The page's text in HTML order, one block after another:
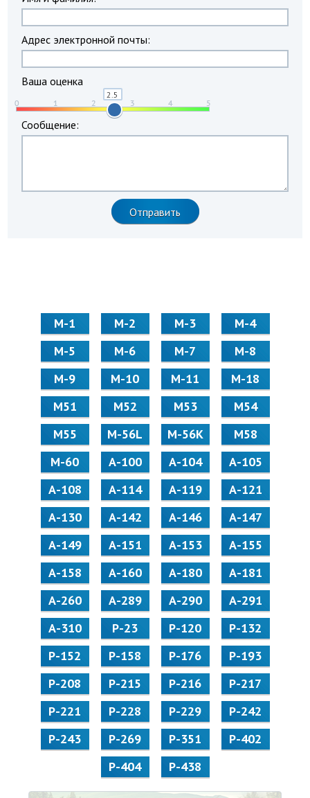
Адрес электронной почты:
Ваша оценка
Сообщение:
М-1 М-2 М-3
М-4
М-5
М-6 М-7
М-8
М-9
М-10 М-11
М-18
М51
М52 М53
М54
М55
M-56L M-56K
М58
M-60
А-100 А-104
А-105
А-108
А-114 А-119
А-121
А-130
А-142 А-146
А-147
А-149
А-151 А-153
А-155
А-158
А-160 А-180
А-181
А-260
А-289 А-290
А-291
А-310
Р-23 Р-120
Р-132
Р-152
Р-158 Р-176
Р-193
Р-208
Р-215 Р-216
Р-217
Р-221
Р-228 Р-229
Р-242
Р-243
Р-269 Р-351
Р-402
Р-404
Р-438